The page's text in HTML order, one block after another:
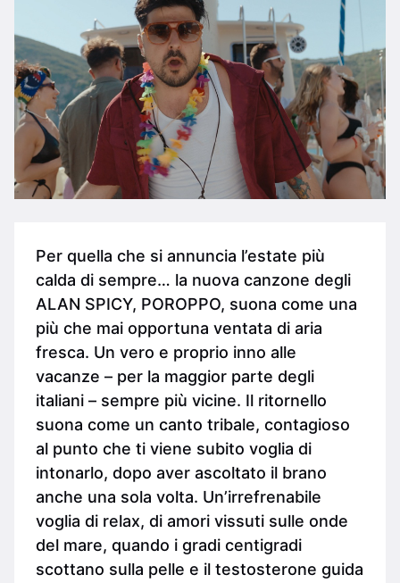
Per quella che si annuncia l’estate più
calda di sempre… la nuova canzone degli
ALAN SPICY, POROPPO, suona come una
più che mai opportuna ventata di aria
fresca. Un vero e proprio inno alle
vacanze – per la maggior parte degli
italiani – sempre più vicine. Il ritornello
suona come un canto tribale, contagioso
al punto che ti viene subito voglia di
intonarlo, dopo aver ascoltato il brano
anche una sola volta. Un’irrefrenabile
voglia di relax, di amori vissuti sulle onde
del mare, quando i gradi centigradi
scottano sulla pelle e il testosterone guida